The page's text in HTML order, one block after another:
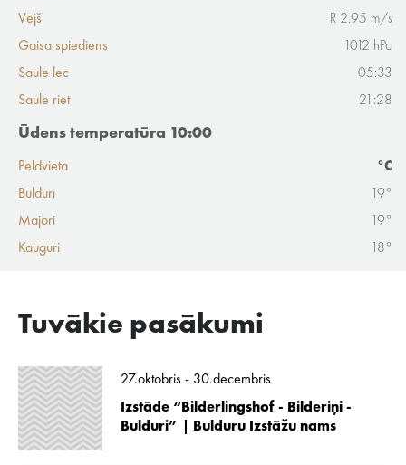
Vējš
R 2.95 m/s
Gaisa spiediens
1012 hPa
Saule lec
05:33
Saule riet
21:28
Ūdens temperatūra 10:00
Peldvieta
°C
Bulduri
19°
Majori
19°
Kauguri
18°
Tuvākie pasākumi
27.oktobris - 30.decembris
Izstāde “Bilderlingshof - Bilderiņi -
Bulduri” | Bulduru Izstāžu nams